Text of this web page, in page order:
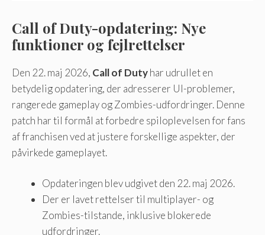
Call of Duty-opdatering: Nye
funktioner og fejlrettelser
Den 22. maj 2026, Call of Dutyhar udrullet en
betydelig opdatering, der adresserer UI-problemer,
rangerede gameplay og Zombies-udfordringer. Denne
patch har til formål at forbedre spiloplevelsen for fans
af franchisen ved at justere forskellige aspekter, der
påvirkede gameplayet.
Opdateringen blev udgivet den 22. maj 2026.
Der er lavet rettelser til multiplayer- og
Zombies-tilstande, inklusive blokerede
udfordringer.